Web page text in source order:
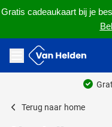
Gratis cadeaukaart bij je
Ga naar de inhoud
Menu openen
Terug naar home